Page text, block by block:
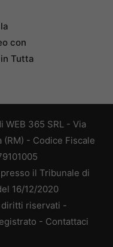
con
Tutta
365 SRL - Via
(RM) - Codice Fiscale
il Tribunale di
16/12/2020
riservati -
- Contattaci